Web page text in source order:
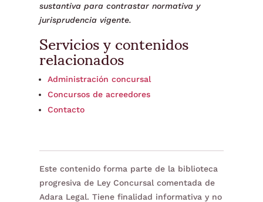
sustantiva para contrastar normativa y
jurisprudencia vigente.
Servicios y contenidos
relacionados
Administración concursal
Concursos de acreedores
Contacto
Este contenido forma parte de la biblioteca
progresiva de Ley Concursal comentada de
Adara Legal. Tiene finalidad informativa y no